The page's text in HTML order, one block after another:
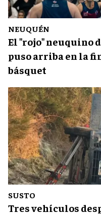
NEUQUÉN
El "rojo" neuquino
puso arriba en la
básquet
SUSTO
Tres vehículos